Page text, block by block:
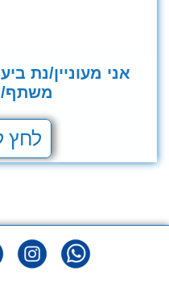
אני מעוניין/נת
משתף/
לחץ